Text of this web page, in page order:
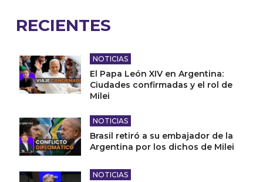
RECIENTES
NOTICIAS
El Papa León XIV en Argentina:
Ciudades confirmadas y el rol de
Milei
NOTICIAS
Brasil retiró a su embajador de la
Argentina por los dichos de Milei
NOTICIAS